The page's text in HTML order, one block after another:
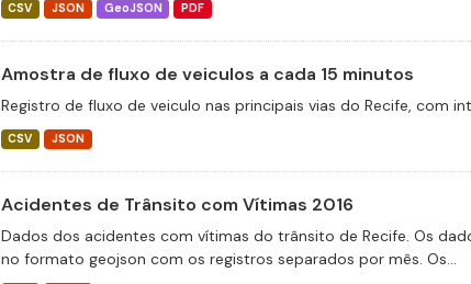
CSV JSON GeoJSON PDF
Amostra de fluxo de veiculos a cada 15 minutos
Registro de fluxo de veiculo nas principais vias do Recife, com
CSV JSON
Acidentes de Trânsito com Vítimas 2016
Dados dos acidentes com vítimas do trânsito de Recife. Os
no formato geojson com os registros separados por mês. Os...